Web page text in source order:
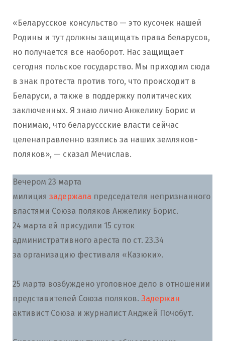
«Беларусское консульство — это кусочек нашей
Родины и тут должны защищать права беларусов,
но получается все наоборот. Нас защищает
сегодня польское государство. Мы приходим сюда
в знак протеста против того, что происходит в
Беларуси, а также в поддержку политических
заключенных. Я знаю лично Анжелику Борис и
понимаю, что беларуссские власти сейчас
целенаправленно взялись за наших земляков-
поляков», — сказал Мечислав.
Вечером 23 марта
милиция задержала председателя непризнанного
властями Союза поляков Анжелику Борис.
24 марта ей присудили 15 суток
административного ареста по ст. 23.34
за организацию фестиваля «Казюки».
25 марта возбуждено уголовное дело в отношении
представителей Союза поляков. Задержан
активист Союза и журналист Анджей Почобут.